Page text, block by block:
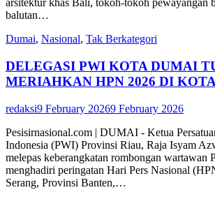
arsitektur khas Bali, tokoh-tokoh pewayangan
balutan…
Dumai, Nasional, Tak Berkategori
DELEGASI PWI KOTA DUMAI
MERIAHKAN HPN 2026 DI
redaksi9 February 20269 February 2026
Pesisirnasional.com | DUMAI - Ketua
Indonesia (PWI) Provinsi Riau, Raja Isyam
melepas keberangkatan rombongan wartawan
menghadiri peringatan Hari Pers Nasional
Serang, Provinsi Banten,…